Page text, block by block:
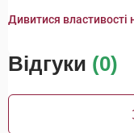
Дивитися властивості
Відгуки (0)